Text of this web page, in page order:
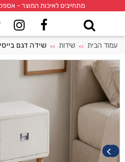
מתחייבים לאיכות המוצר -
עמוד הבית >> שידות >> שידה דגם